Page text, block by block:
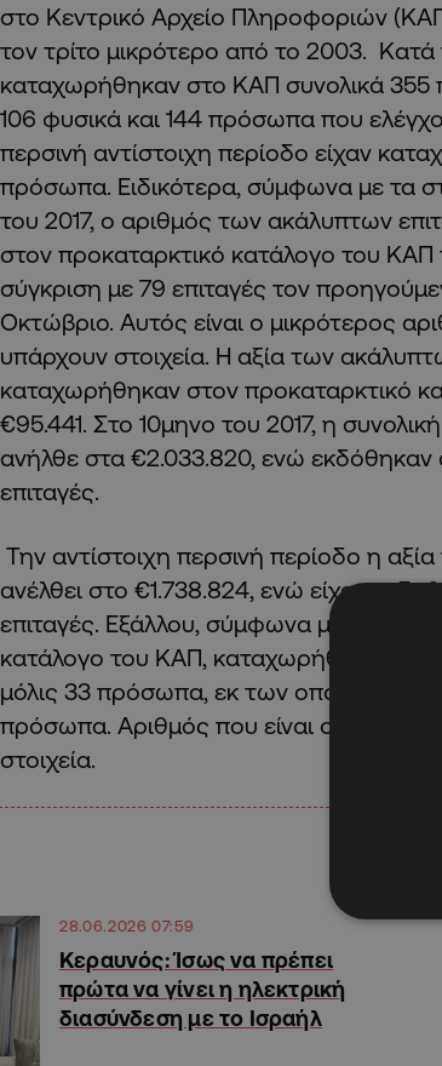
στο Κεντρικό Αρχείο Πληροφοριών
τον τρίτο μικρότερο από το 2003. Κατά
καταχωρήθηκαν στο ΚΑΠ συνολικά
106 φυσικά και 144 πρόσωπα που
περσινή αντίστοιχη περίοδο είχαν
πρόσωπα. Ειδικότερα, σύμφωνα με τα
του 2017, ο αριθμός των ακάλυπτων
στον προκαταρκτικό κατάλογο του
σύγκριση με 79 επιταγές τον
Οκτώβριο. Αυτός είναι ο μικρότερος
υπάρχουν στοιχεία. Η αξία των
καταχωρήθηκαν στον προκαταρκτικό
€95.441. Στο 10μηνο του 2017, η
ανήλθε στα €2.033.820, ενώ εκδόθηκαν
επιταγές.
Την αντίστοιχη περσινή περίοδο η
ανέλθει στο €1.738.824, ενώ είχαν
επιταγές. Εξάλλου, σύμφωνα με τα
κατάλογο του ΚΑΠ, καταχωρήθηκαν τον
μόλις 33 πρόσωπα, εκ των οποίων οι
πρόσωπα. Αριθμός που είναι ο
στοιχεία.
28.06.2026 07:59
Κεραυνός: Ίσως να πρέπει
πρώτα να γίνει η ηλεκτρική
διασύνδεση με το Ισραήλ